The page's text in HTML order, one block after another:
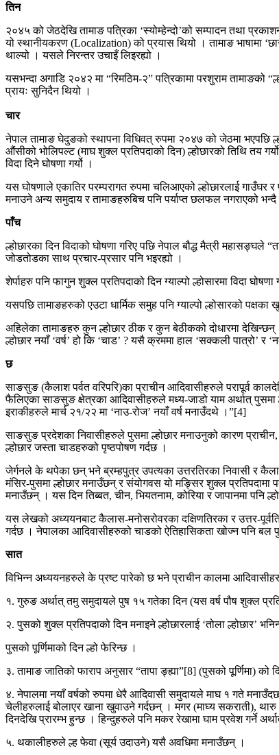
तिन
२०४५ को जेठदेखि तामाङ पत्रिका ‘स्योम्हेन्दो’को सम्पादन तथा
यो स्थानीयकरण (Localization) को प्रयास थियो । तामाङ भाषामा
थाल्यो । यसले निरन्तर उचाइँ लिइरह्यो ।
यसभन्दा अगाडि २०४२ मा “रिमठिम-२” पत्रिकामा परशुराम
प्रायः सुनिदैन थियो ।
चार
नेपाल तामाङ घेदुङको स्थापना विधिवत् रुपमा २०४७ को जेठमा भएपछि
औंसीको भोलिपल्ट (माघ शुक्ल प्रतिपदाको दिन) ल्होछारको तिथि तय
विदा दिने घोषणा गर्यो ।
यस घोषणाले एकातिर परम्परागत रुपमा चलिआएको ल्होछारलाई गाउँघर र
मनाउने अन्य समुदाय र तामाङहरुबिच पनि पर्याप्त छलफल नगराएको भन्दै
पाँच
ल्होछारका दिन विदाको घोषणा गरिए पछि नेपाल बौद्ध मैत्री महासङ्घले
जोडतोडका साथ प्रचार-प्रसार पनि भइरह्यो ।
शेर्पाहरु पनि फागुन शुक्ल प्रतिपदाको दिन ग्याल्पो ल्होसारमा विदा
यसपछि तामाङहरुको एउटा धार्मिक समुह पनि ग्याल्पो ल्होसारको
अहिलेका तामाङहरु कुन ल्होछार ठीक र कुन बेठीकको दोधारमा देखिन्छन्
ल्होछार नयाँ ‘वर्ष’ हो कि ‘चाड’ ? यसै क्रममा हाल ‘सक्कली पात्रो’ र
छ
साङसुङ (कैलाश पर्वत वरिपरि)का प्राचीन आदिवासीहरुले परापूर्व
फैलिएका साङसुङ क्षेत्रका आदिवासीहरुले मध्य-जाडो याम अर्थात् पुसमा
इराकीहरुले मार्च २१/२२ मा ‘नाउ-रोज’ नयाँ वर्ष मनाउँदथे ।”[4]
साङसुङ प्रदेशका निवासीहरुले पुसमा ल्होछार मनाउनुको कारण
ल्होछार जस्ता चाडहरुको पृष्ठपोषण गर्दछ ।
जेर्गनले के थपेका छन् भने ब्रम्हपुत्र उपत्यका उत्तरतिरका निवासी र
मंसिर-पुसमा ल्होछार मनाउँछन् र संयोगवस यो मङ्सिर शुक्ल प्रतिपदामा
मनाउँछन् । यस दिन तिब्बत, चीन, भियतनाम, कोरिया र जापानमा पनि
यस लेखको अध्ययनबाट कैलास-मनोसरोवरका दक्षिणतिरका र उत्तर-
गर्दछ । नेपालका आदिवासीहरुको चाडको ऐतिहासिकता खोज्न पनि बल
सात
विभिन्न अध्ययनहरुले के प्रष्ट पारेको छ भने प्राचीन कालमा
१. गुरुङ अर्थात् तमु समुदायले पुष १५ गतेका दिन (यस वर्ष पौष शुक्ल
२. पुसको शुक्ल प्रतिपदाको दिन मनाइने ल्होछारलाई ‘तोला ल्होछार’
पुसको पूर्णिमाको दिन ल्हो फेरिन्छ ।
३. तामाङ जातिको फाराप अनुसार “तापा ङ्ह्या”[8] (पुसको पूर्णिमा) को
४. नेपालमा नयाँ वर्षको रुपमा धेरै आदिवासी समुदायले माघ १ गते
चेलीहरुलाई बोलाएर खाना खुवाउने गर्दछन् । मगर (माघ्य सकराती),
दिनदेखि प्रारम्भ हुन्छ । हिन्दुहरुले पनि मकर रेखामा घाम प्रवेश गर्ने
५. थकालीहरुले ल्ह फेवा (सूर्य उदाउने) यसै अवधिमा मनाउँछन् ।